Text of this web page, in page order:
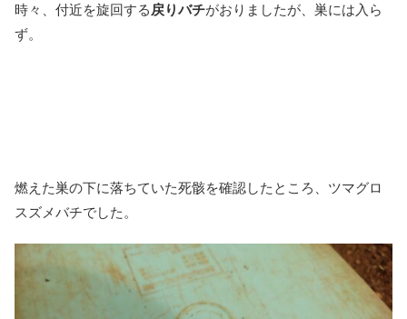
時々、付近を旋回する戻りバチがおりましたが、巣には入ら
ず。
燃えた巣の下に落ちていた死骸を確認したところ、ツマグロ
スズメバチでした。